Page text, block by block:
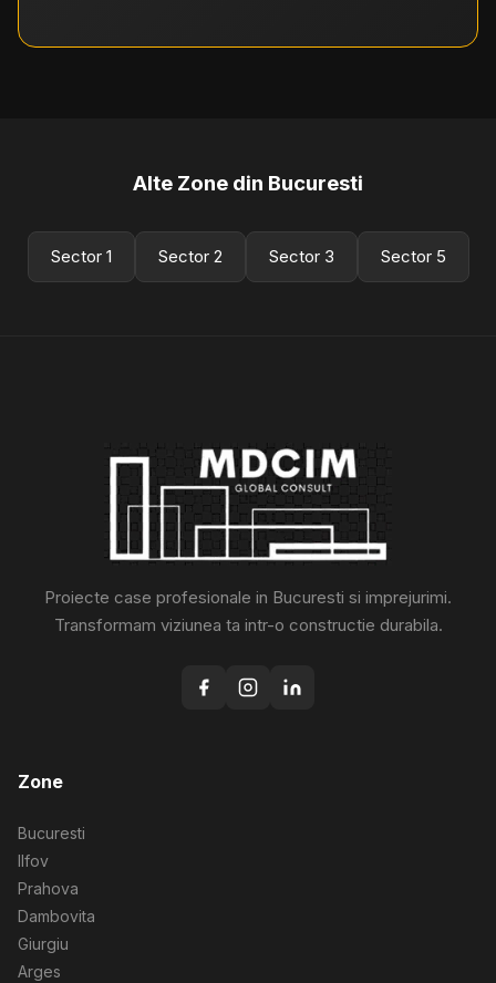
Alte Zone din Bucuresti
Sector 1 Sector 2 Sector 3 Sector 5
Proiecte case profesionale in Bucuresti si imprejurimi.
Transformam viziunea ta intr-o constructie durabila.
Zone
Bucuresti
Ilfov
Prahova
Dambovita
Giurgiu
Arges